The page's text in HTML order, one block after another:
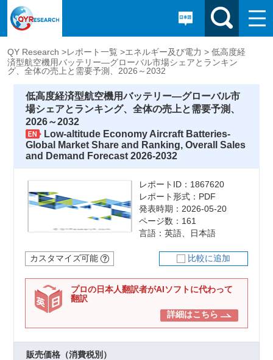
QY Research >レポート一覧 >エネルギー及び電力 > 低高度経
済型航空機用バッテリー―グローバル市場シェアとランキン
グ、全体の売上と需要予測、2026～2032
低高度経済型航空機用バッテリー―グローバル市
場シェアとランキング、全体の売上と需要予測、
2026～2032
Low-altitude Economy Aircraft Batteries-
Global Market Share and Ranking, Overall Sales
and Demand Forecast 2026-2032
レポートID：1867620
レポート形式：PDF
発表時期：2026-05-20
ページ数：161
言語：英語、日本語
カスタマイズ可能 比較に追加
プロの日本人翻訳者がAIソフトに代わって
翻訳
詳細はこちら
販売価格（消費税別）